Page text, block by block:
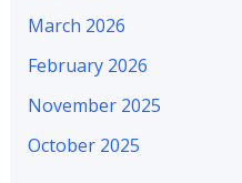
March 2026
February 2026
November 2025
October 2025